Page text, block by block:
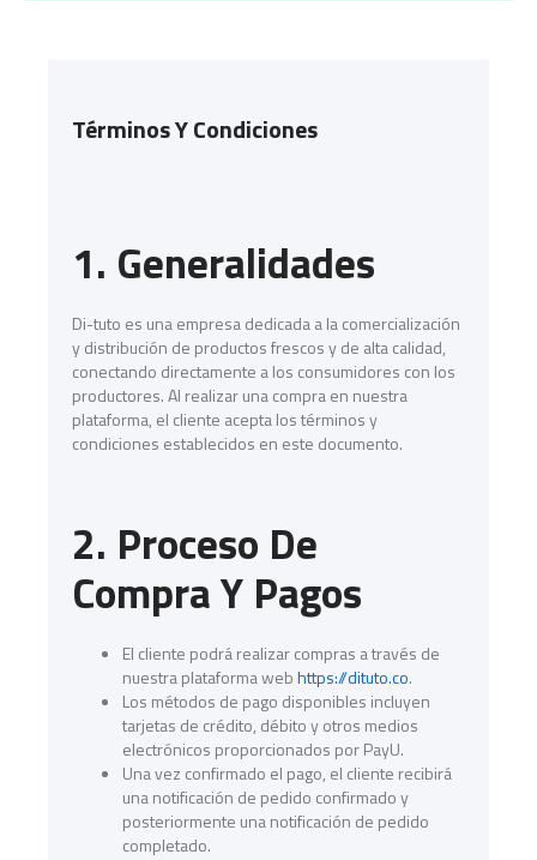
Términos Y Condiciones
1. Generalidades
Di-tuto es una empresa dedicada a la comercialización
y distribución de productos frescos y de alta calidad,
conectando directamente a los consumidores con los
productores. Al realizar una compra en nuestra
plataforma, el cliente acepta los términos y
condiciones establecidos en este documento.
2. Proceso De
Compra Y Pagos
El cliente podrá realizar compras a través de
nuestra plataforma webhttps://dituto.co.
Los métodos de pago disponibles incluyen
tarjetas de crédito, débito y otros medios
electrónicos proporcionados por PayU.
Una vez confirmado el pago, el cliente recibirá
una notificación de pedido confirmado y
posteriormente una notificación de pedido
completado.